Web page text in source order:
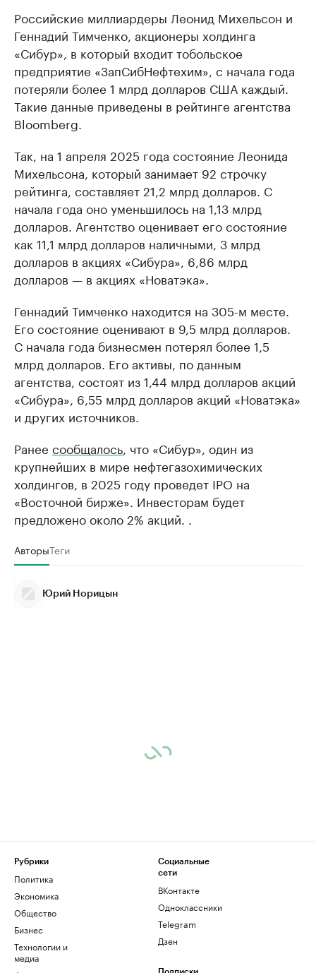
Российские миллиардеры Леонид Михельсон и
Геннадий Тимченко, акционеры холдинга
«Сибур», в который входит тобольское
предприятие «ЗапСибНефтехим», с начала года
потеряли более 1 млрд долларов США каждый.
Такие данные приведены в рейтинге агентства
Bloomberg.
Так, на 1 апреля 2025 года состояние Леонида
Михельсона, который занимает 92 строчку
рейтинга, составляет 21,2 млрд долларов. С
начала года оно уменьшилось на 1,13 млрд
долларов. Агентство оценивает его состояние
как 11,1 млрд долларов наличными, 3 млрд
долларов в акциях «Сибура», 6,86 млрд
долларов — в акциях «Новатэка».
Геннадий Тимченко находится на 305-м месте.
Его состояние оценивают в 9,5 млрд долларов.
С начала года бизнесмен потерял более 1,5
млрд долларов. Его активы, по данным
агентства, состоят из 1,44 млрд долларов акций
«Сибура», 6,55 млрд долларов акций «Новатэка»
и других источников.
Ранее сообщалось , что «Сибур», один из
крупнейших в мире нефтегазохимических
холдингов, в 2025 году проведет IPO на
«Восточной бирже». Инвесторам будет
предложено около 2% акций. .
АвторыТеги
Юрий Норицын
Рубрики
Политика
Экономика
Общество
Бизнес
Технологии и
медиа
Социальные
сети
ВКонтакте
Одноклассники
Telegram
Дзен